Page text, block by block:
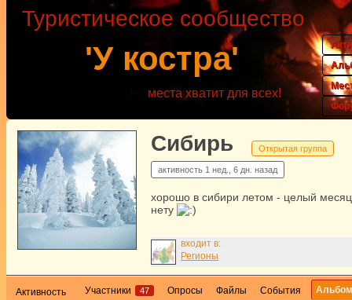
'У костра'
Туристическое сообщество
места хватит для всех!
Сибирь Открытая группа
активность 1 нед., 6 дн. назад
хорошо в сибири летом - целый месяц
нету
входит в:
Регионы
Активность Участники 47 Опросы Файлы События